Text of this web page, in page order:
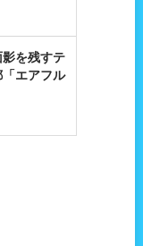
影を残すテ
エアフル